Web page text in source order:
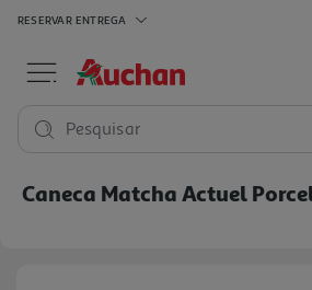
RESERVAR ENTREGA
Pesquisar
Caneca Matcha Actuel